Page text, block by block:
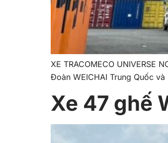
XE TRACOMECO UNIVERSE
Đoàn WEICHAI Trung Quốc
Xe 47 ghế